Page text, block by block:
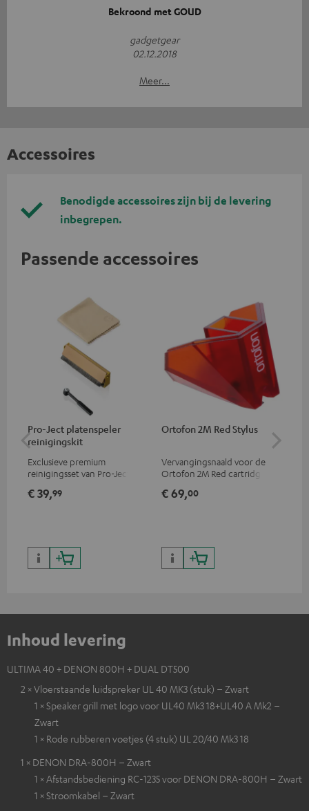
Bekroond met GOUD
gadgetgear
02.12.2018
Meer...
Accessoires
Benodigde accessoires zijn bij de levering
inbegrepen.
Passende accessoires
Pro-Ject platenspeler
reinigingskit
Exclusieve premium
reinigingsset van Pro-Ject
platenspelers, alleen
€ 39,99
Ortofon 2M Red Stylus
Vervangingsnaald voor de
Ortofon 2M Red cartridge
€ 69,00
Inhoud levering
ULTIMA 40 + DENON 800H + DUAL DT500
2 × Vloerstaande luidspreker UL 40 MK3 (stuk) – Zwart
1 × Speaker grill met logo voor UL40 Mk3 18+UL40 A Mk2 –
Zwart
1 × Rode rubberen voetjes (4 stuk) UL 20/40 Mk3 18
1 × DENON DRA-800H – Zwart
1 × Afstandsbediening RC-1235 voor DENON DRA-800H – Zwart
1 × Stroomkabel – Zwart